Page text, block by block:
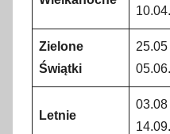
Zielone
Świątki
25.05
Letnie
03.08